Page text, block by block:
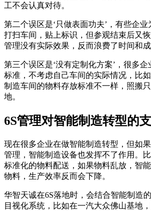
工不会认真对待。
第二个误区是‘只做表面功夫’，有些企
打扫车间，贴上标识，但参观结束后又
管理没有实际效果，反而浪费了时间和成
第三个误区是‘没有定制化方案’，很多
标准，不考虑自己车间的实际情况，比
制造车间的物料存放标准不一样，照搬
地。
6S管理对智能制造转型的
现在很多企业在做智能制造转型，但如
管理，智能制造设备也发挥不了作用。
标准化的物料配送，如果物料乱放，智
物料，生产效率反而会下降。
华智天诚在6S落地时，会结合智能制造
目视化系统，比如在一汽大众佛山基地